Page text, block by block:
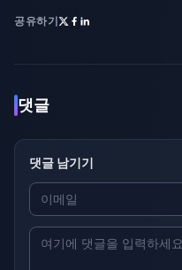
공유하기
댓글
댓글 남기기